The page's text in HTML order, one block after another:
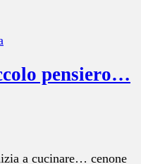
pensiero…
a cucinare… cenone